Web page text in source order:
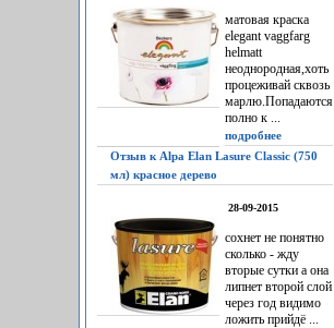
матовая краска
elegant vaggfarg
helmatt
неоднородная,хоть
процеживай сквозь
марлю.Попадаются
полно к ...
подробнее
Отзыв к Alpa Elan Lasure Classic (750
мл) красное дерево
28-09-2015
сохнет не понятно
сколько - жду
вторые сутки а она
липнет второй слой
через год видимо
ложить прийдё ...